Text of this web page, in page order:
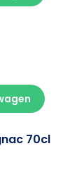
70cl